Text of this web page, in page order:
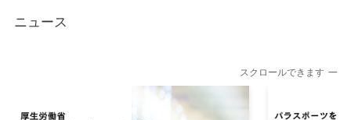
ニュース
スクロールできます